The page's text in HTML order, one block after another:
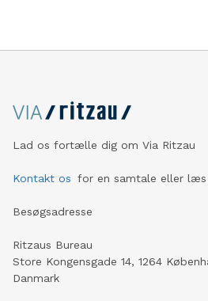
Lad os fortælle dig om Via Ritzau
Kontakt os for en samtale eller læs
Besøgsadresse
Ritzaus Bureau
Store Kongensgade 14, 1264
Danmark